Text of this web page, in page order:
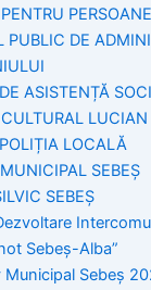
PUBLIC DE
ASISTENȚĂ
LUCIAN
LOCALĂ
SEBEȘ
SEBEȘ
Sebeș-Alba”
Municipal Sebeș